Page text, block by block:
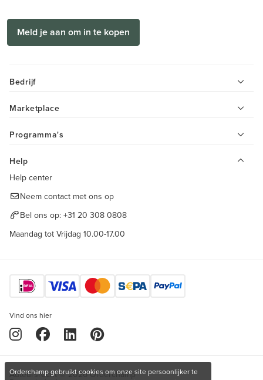
Meld je aan om in te kopen
Bedrijf
Marketplace
Programma's
Help
Help center
Neem contact met ons op
Bel ons op: +31 20 308 0808
Maandag tot Vrijdag 10.00-17.00
Vind ons hier
Auteursrecht © 2026 Orderchamp
Orderchamp gebruikt cookies om onze site persoonlijker te